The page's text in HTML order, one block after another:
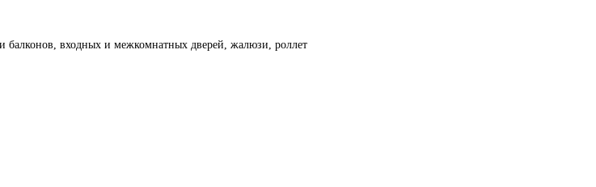
балконов, входных и межкомнатных дверей, жалюзи, роллет